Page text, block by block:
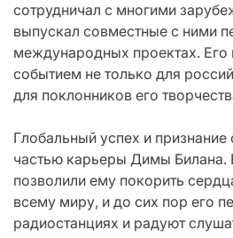
сотрудничал с многими
выпускал совместные с ними
международных проектах. Его
событием не только для
для поклонников его
Глобальный успех и
частью карьеры Димы Билана.
позволили ему покорить
всему миру, и до сих пор его
радиостанциях и радуют